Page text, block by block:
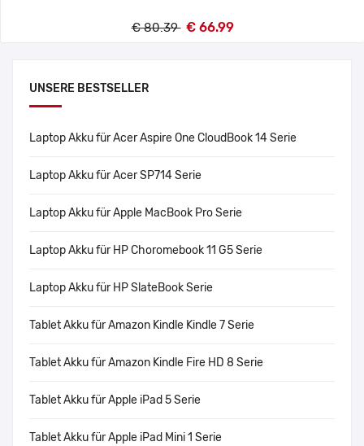
UNSERE BESTSELLER
Laptop Akku für Acer Aspire One CloudBook 14 Serie
Laptop Akku für Acer SP714 Serie
Laptop Akku für Apple MacBook Pro Serie
Laptop Akku für HP Choromebook 11 G5 Serie
Laptop Akku für HP SlateBook Serie
Tablet Akku für Amazon Kindle Kindle 7 Serie
Tablet Akku für Amazon Kindle Fire HD 8 Serie
Tablet Akku für Apple iPad 5 Serie
Tablet Akku für Apple iPad Mini 1 Serie
€ 80.39 € 66.99